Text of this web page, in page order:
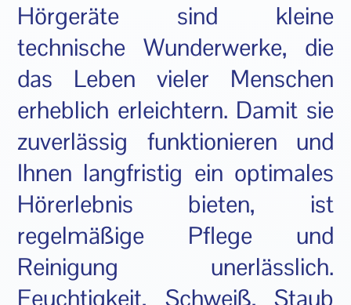
Hörgeräte sind kleine
technische Wunderwerke, die
das Leben vieler Menschen
erheblich erleichtern. Damit sie
zuverlässig funktionieren und
Ihnen langfristig ein optimales
Hörerlebnis bieten, ist
regelmäßige Pflege und
Reinigung unerlässlich.
Feuchtigkeit, Schweiß, Staub